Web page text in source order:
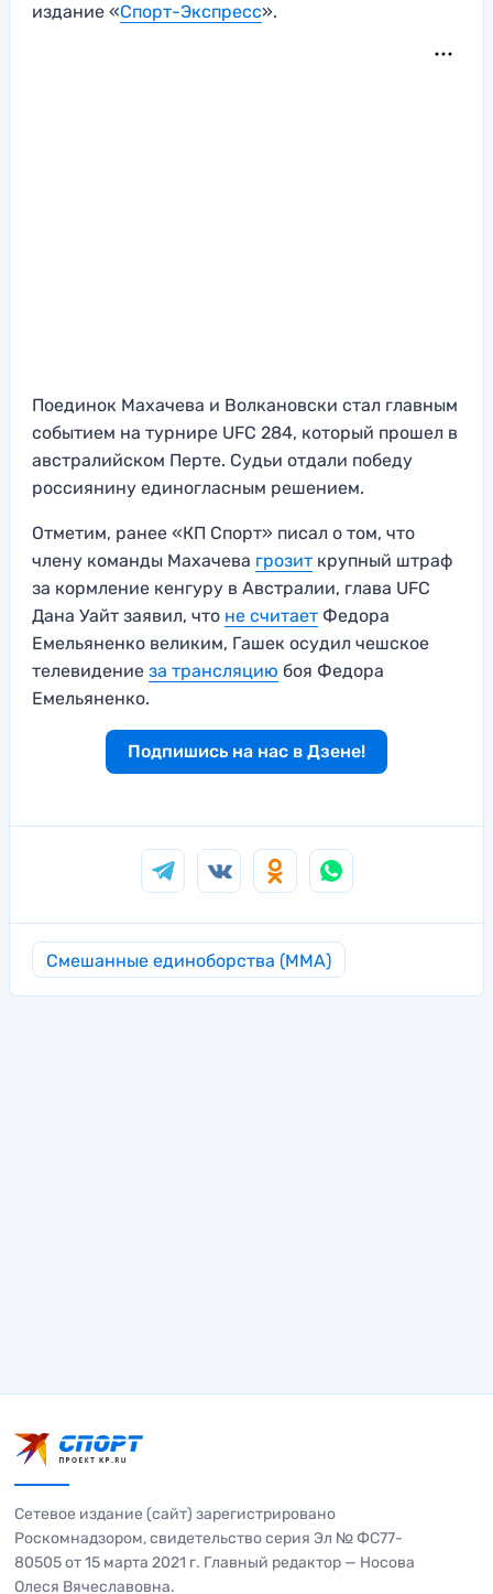
издание «Спорт-Экспресс».
Поединок Махачева и Волкановски стал главным
событием на турнире UFC 284, который прошел в
австралийском Перте. Судьи отдали победу
россиянину единогласным решением.
Отметим, ранее «КП Спорт» писал о том, что
члену команды Махачева грозит крупный штраф
за кормление кенгуру в Австралии, глава UFC
Дана Уайт заявил, что не считает Федора
Емельяненко великим, Гашек осудил чешское
телевидение за трансляцию боя Федора
Емельяненко.
Подпишись на нас в Дзене!
Смешанные единоборства (MMA)
Сетевое издание (сайт) зарегистрировано
Роскомнадзором, свидетельство серия Эл № ФС77-
80505 от 15 марта 2021 г. Главный редактор — Носова
Олеся Вячеславовна.